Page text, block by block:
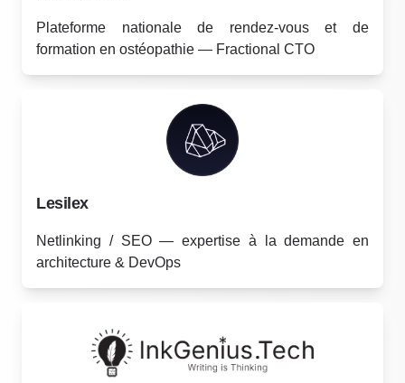
Plateforme nationale de rendez-vous et de
formation en ostéopathie — Fractional CTO
Lesilex
Netlinking / SEO — expertise à la demande en
architecture & DevOps